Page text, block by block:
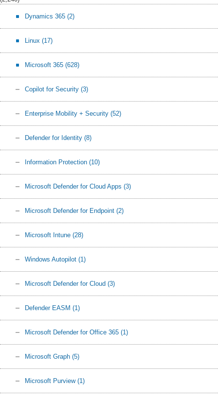
Dynamics 365 (2)
Linux (17)
Microsoft 365 (628)
Copilot for Security (3)
Enterprise Mobility + Security (52)
Defender for Identity (8)
Information Protection (10)
Microsoft Defender for Cloud Apps (3)
Microsoft Defender for Endpoint (2)
Microsoft Intune (28)
Windows Autopilot (1)
Microsoft Defender for Cloud (3)
Defender EASM (1)
Microsoft Defender for Office 365 (1)
Microsoft Graph (5)
Microsoft Purview (1)